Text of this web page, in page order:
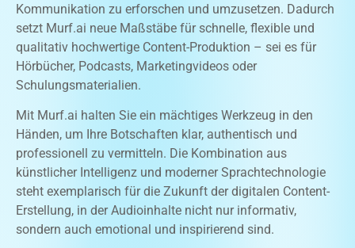
Kommunikation zu erforschen und umzusetzen. Dadurch
setzt Murf.ai neue Maßstäbe für schnelle, flexible und
qualitativ hochwertige Content-Produktion – sei es für
Hörbücher, Podcasts, Marketingvideos oder
Schulungsmaterialien.
Mit Murf.ai halten Sie ein mächtiges Werkzeug in den
Händen, um Ihre Botschaften klar, authentisch und
professionell zu vermitteln. Die Kombination aus
künstlicher Intelligenz und moderner Sprachtechnologie
steht exemplarisch für die Zukunft der digitalen Content-
Erstellung, in der Audioinhalte nicht nur informativ,
sondern auch emotional und inspirierend sind.